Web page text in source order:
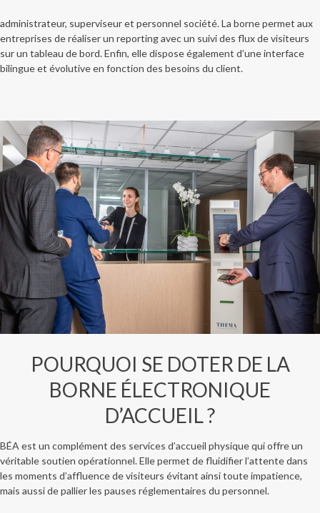
administrateur, superviseur et personnel société. La borne permet aux
entreprises de réaliser un reporting avec un suivi des flux de visiteurs
sur un tableau de bord. Enfin, elle dispose également d’une interface
bilingue et évolutive en fonction des besoins du client.
POURQUOI SE DOTER DE LA
BORNE ÉLECTRONIQUE
D’ACCUEIL ?
BÉA est un complément des services d’accueil physique qui offre un
véritable soutien opérationnel. Elle permet de fluidifier l’attente dans
les moments d’affluence de visiteurs évitant ainsi toute impatience,
mais aussi de pallier les pauses réglementaires du personnel.